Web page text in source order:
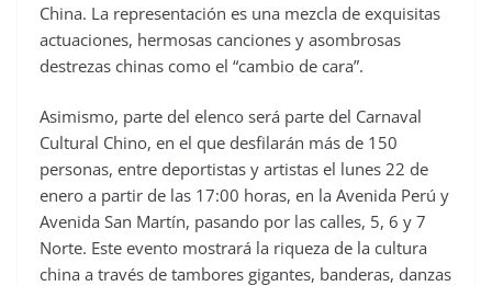
China. La representación es una mezcla de exquisitas
actuaciones, hermosas canciones y asombrosas
destrezas chinas como el “cambio de cara”.
Asimismo, parte del elenco será parte del Carnaval
Cultural Chino, en el que desfilarán más de 150
personas, entre deportistas y artistas el lunes 22 de
enero a partir de las 17:00 horas, en la Avenida Perú y
Avenida San Martín, pasando por las calles, 5, 6 y 7
Norte. Este evento mostrará la riqueza de la cultura
china a través de tambores gigantes, banderas, danzas